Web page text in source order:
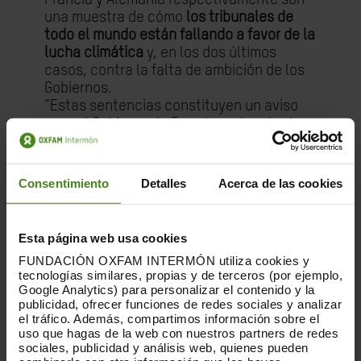
Consentimiento Detalles Acerca de las cookies
Esta página web usa cookies
FUNDACIÓN OXFAM INTERMÓN utiliza cookies y
tecnologías similares, propias y de terceros (por ejemplo,
Google Analytics) para personalizar el contenido y la
publicidad, ofrecer funciones de redes sociales y analizar
el tráfico. Además, compartimos información sobre el
uso que hagas de la web con nuestros partners de redes
sociales, publicidad y análisis web, quienes pueden
una muestra de cómo los tribunales de
todo el mundo están fallando a favor de la
lucha climática y, en los dos últimos
casos, contra la falta de ambición de los
Gobiernos.
“Estas sentencias constituyen un aviso
para el Gobierno de España y el resto de
Gobiernos europeos:
la inacción ante el
mientras el Gobierno de España siga sin
seguiremos acudiendo a los tribunales”,
ha afirmado Lorena Ruiz-Huerta, abogada
del #JuicioPorElClima.
Jaime Doreste, también abogado del
proceso, asegura que “los derechos, y el
derecho al medio ambiente adecuado y
saludable, se defienden ante los